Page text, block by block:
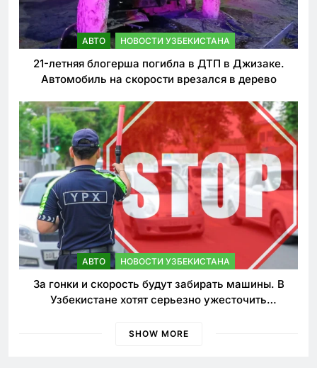
АВТО НОВОСТИ УЗБЕКИСТАНА
21-летняя блогерша погибла в ДТП в Джизаке.
Автомобиль на скорости врезался в дерево
АВТО НОВОСТИ УЗБЕКИСТАНА
За гонки и скорость будут забирать машины. В
Узбекистане хотят серьезно ужесточить
SHOW MORE